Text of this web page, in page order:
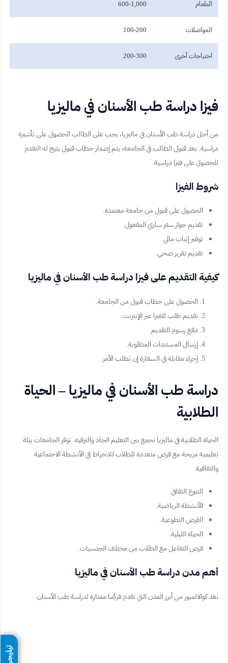
الطعام 600-1,000
المواصلات 100-200
احتياجات أخرى 200-300
فيزا دراسة طب الأسنان في ماليزيا
من أجل دراسة طب الأسنان في ماليزيا، يجب على الطالب الحصول على تأشيرة
دراسية. بعد قبول الطالب في الجامعة، يتم إصدار خطاب قبول يتيح له التقدم
للحصول على فيزا دراسية.
شروط الفيزا
الحصول على قبول من جامعة معتمدة.
تقديم جواز سفر ساري المفعول.
توفير إثبات مالي.
تقديم تقرير صحي.
كيفية التقديم على فيزا دراسة طب الأسنان في ماليزيا
الحصول على خطاب قبول من الجامعة.
تقديم طلب للفيزا عبر الإنترنت.
دفع رسوم التقديم.
إرسال المستندات المطلوبة.
إجراء مقابلة في السفارة إن تطلب الأمر.
دراسة طب الأسنان في ماليزيا – الحياة
الطلابية
الحياة الطلابية في ماليزيا تجمع بين التعليم الجاد والترفيه. توفر الجامعات بيئة
تعليمية مريحة مع فرص متعددة للطلاب للانخراط في الأنشطة الاجتماعية
والثقافية.
التنوع الثقافي.
الأنشطة الرياضية.
الفرص التطوعية.
الحياة الليلية.
فرص التفاعل مع الطلاب من مختلف الجنسيات.
أهم مدن دراسة طب الأسنان في ماليزيا
تعد كوالالمبور من أبرز المدن التي تقدم فرصًا ممتازة لدراسة طب الأسنان.